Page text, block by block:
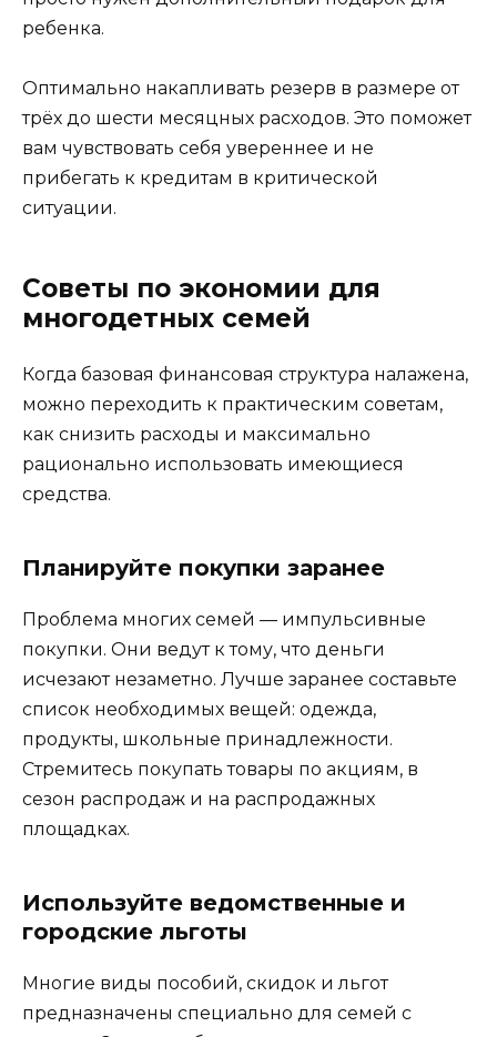
ребенка.
Оптимально накапливать резерв в размере от
трёх до шести месяцных расходов. Это поможет
вам чувствовать себя увереннее и не
прибегать к кредитам в критической
ситуации.
Советы по экономии для
многодетных семей
Когда базовая финансовая структура налажена,
можно переходить к практическим советам,
как снизить расходы и максимально
рационально использовать имеющиеся
средства.
Планируйте покупки заранее
Проблема многих семей — импульсивные
покупки. Они ведут к тому, что деньги
исчезают незаметно. Лучше заранее составьте
список необходимых вещей: одежда,
продукты, школьные принадлежности.
Стремитесь покупать товары по акциям, в
сезон распродаж и на распродажных
площадках.
Используйте ведомственные и
городские льготы
Многие виды пособий, скидок и льгот
предназначены специально для семей с